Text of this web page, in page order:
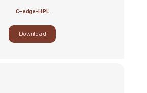
C-edge-HPL
Download